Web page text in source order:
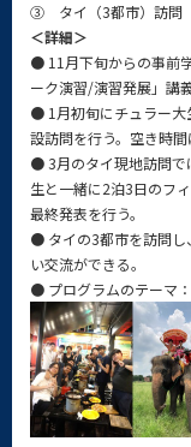
③ タイ（3都市）訪問
＜詳細＞
● 11月下旬からの事前
ーク演習/演習発展」講
● 1月初旬にチュラー大
設訪問を行う。空き時
● 3月のタイ現地訪問で
生と一緒に2泊3日のフ
最終発表を行う。
● タイの3都市を訪問し
い交流ができる。
● プログラムのテーマ：